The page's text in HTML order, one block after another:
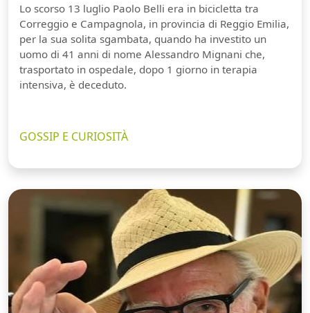
Lo scorso 13 luglio Paolo Belli era in bicicletta tra
Correggio e Campagnola, in provincia di Reggio Emilia,
per la sua solita sgambata, quando ha investito un
uomo di 41 anni di nome Alessandro Mignani che,
trasportato in ospedale, dopo 1 giorno in terapia
intensiva, è deceduto.
GOSSIP E CURIOSITÀ